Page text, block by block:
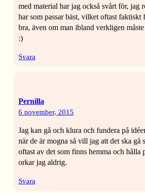
med material har jag också svårt för, jag
har som passar bäst, vilket oftast faktiskt
bra, även om man ibland verkligen
:)
Svara
Pernilla
6 november, 2015
Jag kan gå och klura och fundera på
när de är mogna så vill jag att det ska gå
oftast av det som finns hemma och hålla
orkar jag aldrig.
Svara